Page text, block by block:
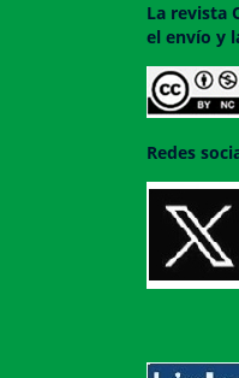
La revista
el envío y
Redes